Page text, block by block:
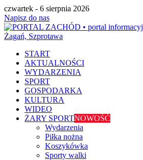
czwartek - 6 sierpnia 2026
Napisz do nas
START
AKTUALNOŚCI
WYDARZENIA
SPORT
GOSPODARKA
KULTURA
WIDEO
ŻARY SPORTNOWOŚĆ
Wydarzenia
Piłka nożna
Koszykówka
Sporty walki